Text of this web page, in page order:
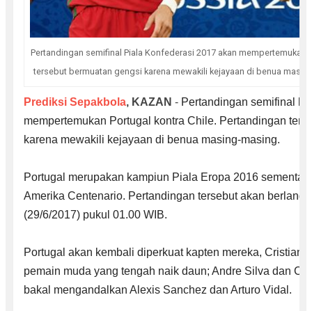
Pertandingan semifinal Piala Konfederasi 2017 akan mempertemukan
tersebut bermuatan gengsi karena mewakili kejayaan di benua
Prediksi Sepakbola, KAZAN - Pertandingan semifinal
mempertemukan Portugal kontra Chile. Pertandingan
karena mewakili kejayaan di benua masing-masing.
Portugal merupakan kampiun Piala Eropa 2016
Amerika Centenario. Pertandingan tersebut akan
(29/6/2017) pukul 01.00 WIB.
Portugal akan kembali diperkuat kapten mereka,
pemain muda yang tengah naik daun; Andre Silva dan
bakal mengandalkan Alexis Sanchez dan Arturo Vidal.